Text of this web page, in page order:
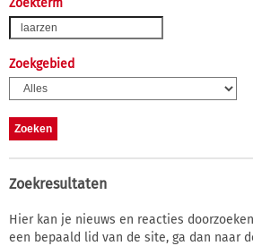
Zoekterm
Zoekgebied
Zoekresultaten
Hier kan je nieuws en reacties
een bepaald lid van de site, ga dan naar